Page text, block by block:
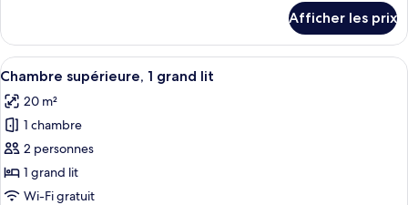
1
lit
double
(Small
Double
Room;French
Size
Bed)
Chambre
Standard,
1
double
(Small
Double
Room;French
Size
Bed)
Afficher les prix
Afficher
toutes
les
photos
pour
ce
type
Une chambre d’hôtel comprenant
26
Chambre supérieure, 1 grand lit
20 m²
1 chambre
2 personnes
1 grand lit
Wi-Fi gratuit